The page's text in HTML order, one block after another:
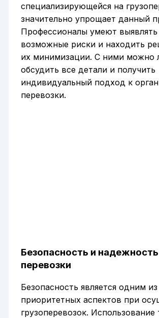
специализирующейся на
значительно упрощает данный
Профессионалы умеют выявлять
возможные риски и находить
их минимизации. С ними можно
обсудить все детали и получить
индивидуальный подход к
перевозки.
Безопасность и надежность
перевозки
Безопасность является одним из
приоритетных аспектов при
грузоперевозок. Использование